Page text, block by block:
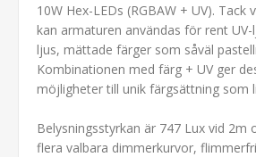
10W Hex-LEDs (RGBAW + UV). Tack
kan armaturen användas för rent
ljus, mättade färger som såväl
Kombinationen med färg + UV ger
möjligheter till unik färgsättning som
Belysningsstyrkan är 747 Lux vid 2m
flera valbara dimmerkurvor,